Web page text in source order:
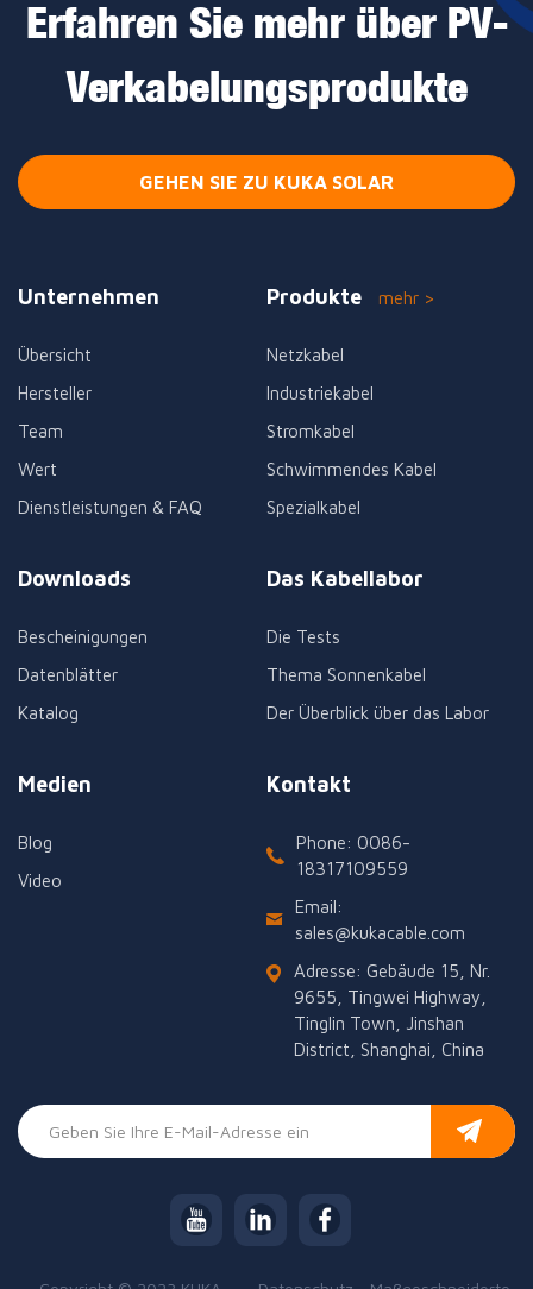
Erfahren Sie mehr über PV-
Verkabelungsprodukte
GEHEN SIE ZU KUKA SOLAR
Unternehmen
Übersicht
Hersteller
Team
Wert
Dienstleistungen & FAQ
Produkte mehr >
Netzkabel
Industriekabel
Stromkabel
Schwimmendes Kabel
Spezialkabel
Downloads
Bescheinigungen
Datenblätter
Katalog
Das Kabellabor
Die Tests
Thema Sonnenkabel
Der Überblick über das Labor
Medien
Blog
Video
Kontakt
Phone: 0086-
18317109559
Email:
sales@kukacable.com
Adresse: Gebäude 15, Nr.
9655, Tingwei Highway,
Tinglin Town, Jinshan
District, Shanghai, China